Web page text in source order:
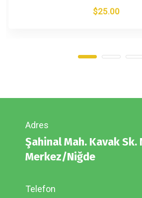
$25.00
Adres
Şahinal Mah. Kavak Sk.
Merkez/Niğde
Telefon